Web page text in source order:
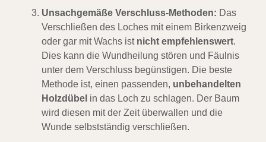
Unsachgemäße Verschluss-Methoden: Das
Verschließen des Loches mit einem Birkenzweig
oder gar mit Wachs ist nicht empfehlenswert.
Dies kann die Wundheilung stören und Fäulnis
unter dem Verschluss begünstigen. Die beste
Methode ist, einen passenden, unbehandelten
Holzdübel in das Loch zu schlagen. Der Baum
wird diesen mit der Zeit überwallen und die
Wunde selbstständig verschließen.